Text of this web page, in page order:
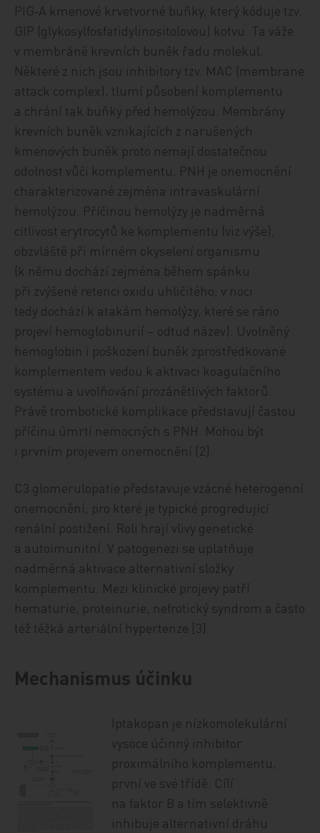
PIG‑A kmenové krvetvorné buňky, který kóduje tzv.
GIP (glykosylfosfatidylinositolovou) kotvu. Ta váže
v membráně krevních buněk řadu molekul.
Některé z nich jsou inhibitory tzv. MAC (membrane
attack complex), tlumí působení komplementu
a chrání tak buňky před hemolýzou. Membrány
krevních buněk vznikajících z narušených
kmenových buněk proto nemají dostatečnou
odolnost vůči komplementu. PNH je onemocnění
charakterizované zejména intravaskulární
hemolýzou. Příčinou hemolýzy je nadměrná
citlivost erytrocytů ke komplementu (viz výše),
obzvláště při mírném okyselení organismu
(k němu dochází zejména během spánku
při zvýšené retenci oxidu uhličitého; v noci
tedy dochází k atakám hemolýzy, které se ráno
projeví hemoglobinurií – odtud název). Uvolněný
hemoglobin i poškození buněk zprostředkované
komplementem vedou k aktivaci koagulačního
systému a uvolňování prozánětlivých faktorů.
Právě trombotické komplikace představují častou
příčinu úmrtí nemocných s PNH. Mohou být
i prvním projevem onemocnění [2].
C3 glomerulopatie představuje vzácné heterogenní
onemocnění, pro které je typické progredující
renální postižení. Roli hrají vlivy genetické
a autoimunitní. V patogenezi se uplatňuje
nadměrná aktivace alternativní složky
komplementu. Mezi klinické projevy patří
hematurie, proteinurie, nefrotický syndrom a často
též těžká arteriální hypertenze [3].
Mechanismus účinku
Iptakopan je nízkomolekulární
vysoce účinný inhibitor
proximálního komplementu,
první ve své třídě. Cílí
na faktor B a tím selektivně
inhibuje alternativní dráhu